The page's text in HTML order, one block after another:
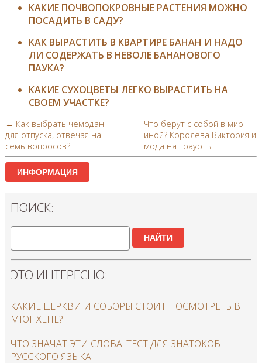
КАКИЕ ПОЧВОПОКРОВНЫЕ РАСТЕНИЯ МОЖНО
ПОСАДИТЬ В САДУ?
КАК ВЫРАСТИТЬ В КВАРТИРЕ БАНАН И НАДО
ЛИ СОДЕРЖАТЬ В НЕВОЛЕ БАНАНОВОГО
ПАУКА?
КАКИЕ СУХОЦВЕТЫ ЛЕГКО ВЫРАСТИТЬ НА
СВОЕМ УЧАСТКЕ?
← Как выбрать чемодан
для отпуска, отвечая на
семь вопросов?
Что берут с собой в мир
иной? Королева Виктория и
мода на траур →
ИНФОРМАЦИЯ
ПОИСК:
НАЙТИ
ЭТО ИНТЕРЕСНО:
КАКИЕ ЦЕРКВИ И СОБОРЫ СТОИТ ПОСМОТРЕТЬ В
МЮНХЕНЕ?
ЧТО ЗНАЧАТ ЭТИ СЛОВА: ТЕСТ ДЛЯ ЗНАТОКОВ
РУССКОГО ЯЗЫКА